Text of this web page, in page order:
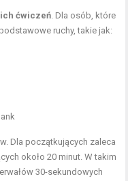
ćwiczeń. Dla osób, które
ruchy, takie jak:
Dla początkujących zaleca
około 20 minut. W takim
30-sekundowych